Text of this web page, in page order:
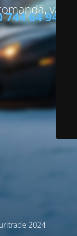
vă
744 64 94 13
2024